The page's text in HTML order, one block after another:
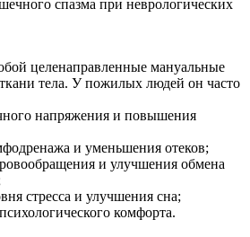
спазма при неврологических
целенаправленные мануальные
тела. У пожилых людей он часто
напряжения и повышения
и уменьшения отеков;
и улучшения обмена
стресса и улучшения сна;
комфорта.